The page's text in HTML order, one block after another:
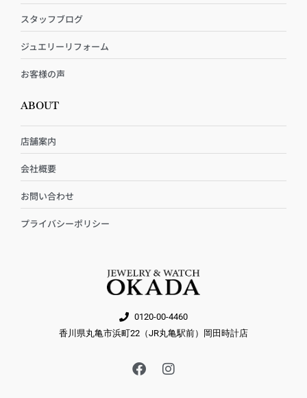
スタッフブログ
ジュエリーリフォーム
お客様の声
ABOUT
店舗案内
会社概要
お問い合わせ
プライバシーポリシー
0120-00-4460
香川県丸亀市浜町22（JR丸亀駅前）岡田時計店
F
a
I
n